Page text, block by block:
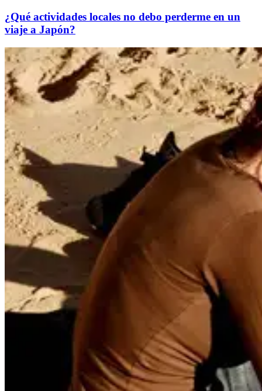
¿Qué actividades locales no debo perderme en un
viaje a Japón?